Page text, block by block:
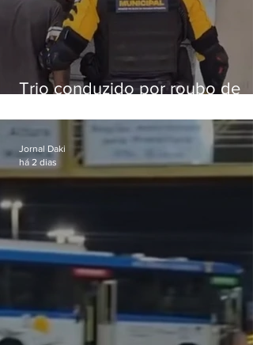
Trio conduzido por roubo de
passagens
Jornal Daki
há 2 dias